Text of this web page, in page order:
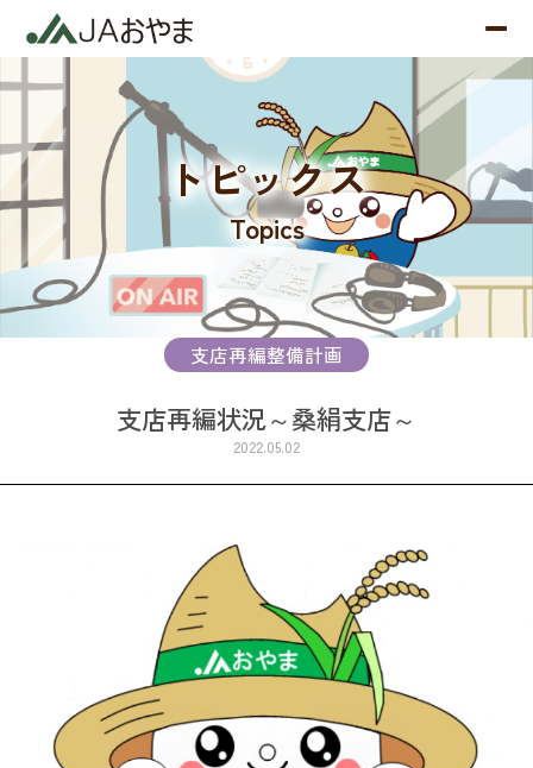
トピックス
Topics
支店再編整備計画
支店再編状況～桑絹支店～
2022.05.02